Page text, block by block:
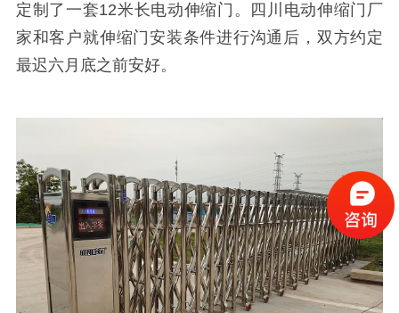
定制了一套12米长电动伸缩门。
四川电动伸缩门厂
家和客户就伸缩门安装条件进行沟通后，双方约定
最迟六月底之前安好。